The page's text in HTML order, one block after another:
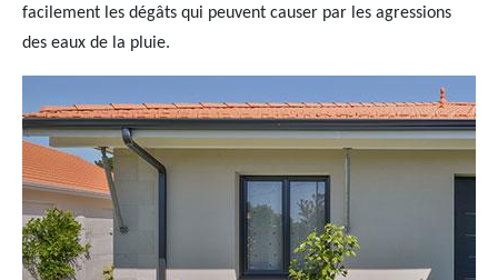
facilement les dégâts qui peuvent causer par les agressions
des eaux de la pluie.